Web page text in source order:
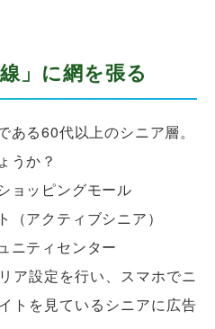
」に網を張る
る60代以上のシニア層。
うか？
ョッピングモール
（アクティブシニア）
ニティセンター
ア設定を行い、スマホでニ
トを見ているシニアに広告